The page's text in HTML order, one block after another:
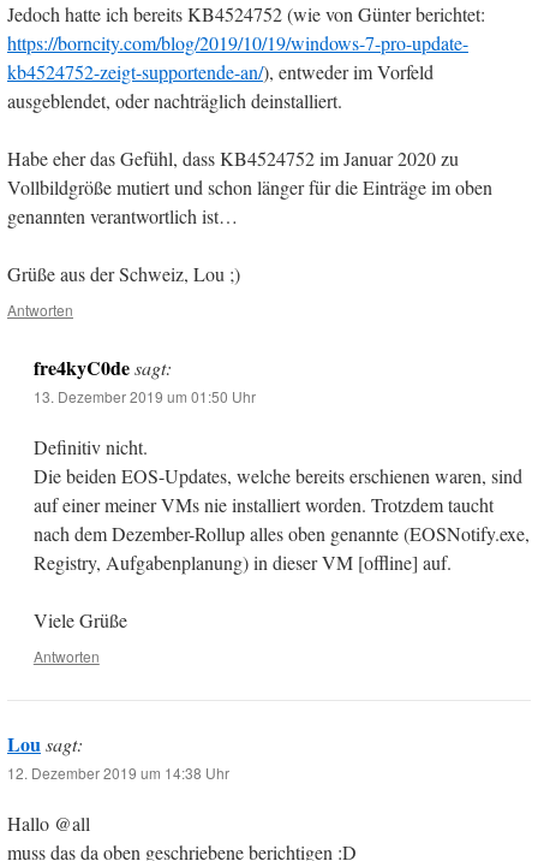
Jedoch hatte ich bereits KB4524752 (wie von Günter berichtet:
https://borncity.com/blog/2019/10/19/windows-7-pro-update-
kb4524752-zeigt-supportende-an/), entweder im Vorfeld
ausgeblendet, oder nachträglich deinstalliert.
Habe eher das Gefühl, dass KB4524752 im Januar 2020 zu
Vollbildgröße mutiert und schon länger für die Einträge im oben
genannten verantwortlich ist…
Grüße aus der Schweiz, Lou ;)
Antworten
fre4kyC0de sagt:
13. Dezember 2019 um 01:50 Uhr
Definitiv nicht.
Die beiden EOS-Updates, welche bereits erschienen waren, sind
auf einer meiner VMs nie installiert worden. Trotzdem taucht
nach dem Dezember-Rollup alles oben genannte (EOSNotify.exe,
Registry, Aufgabenplanung) in dieser VM [offline] auf.
Viele Grüße
Antworten
Lousagt:
12. Dezember 2019 um 14:38 Uhr
Hallo @all
muss das da oben geschriebene berichtigen :D